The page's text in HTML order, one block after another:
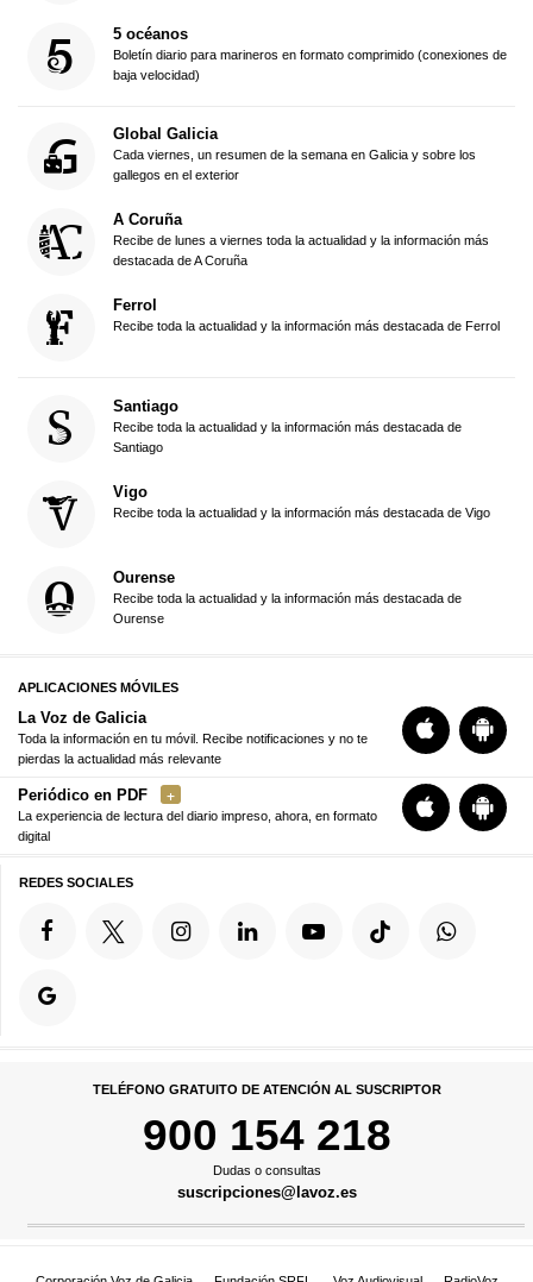
5 océanos
Boletín diario para marineros en formato comprimido (conexiones de
baja velocidad)
Global Galicia
Cada viernes, un resumen de la semana en Galicia y sobre los
gallegos en el exterior
A Coruña
Recibe de lunes a viernes toda la actualidad y la información más
destacada de A Coruña
Ferrol
Recibe toda la actualidad y la información más destacada de Ferrol
Santiago
Recibe toda la actualidad y la información más destacada de
Santiago
Vigo
Recibe toda la actualidad y la información más destacada de Vigo
Ourense
Recibe toda la actualidad y la información más destacada de
Ourense
APLICACIONES MÓVILES
La Voz de Galicia
Toda la información en tu móvil. Recibe notificaciones y no te
pierdas la actualidad más relevante
Periódico en PDF
La experiencia de lectura del diario impreso, ahora, en formato
digital
REDES SOCIALES
TELÉFONO GRATUITO DE ATENCIÓN AL SUSCRIPTOR
900 154 218
Dudas o consultas
suscripciones@lavoz.es